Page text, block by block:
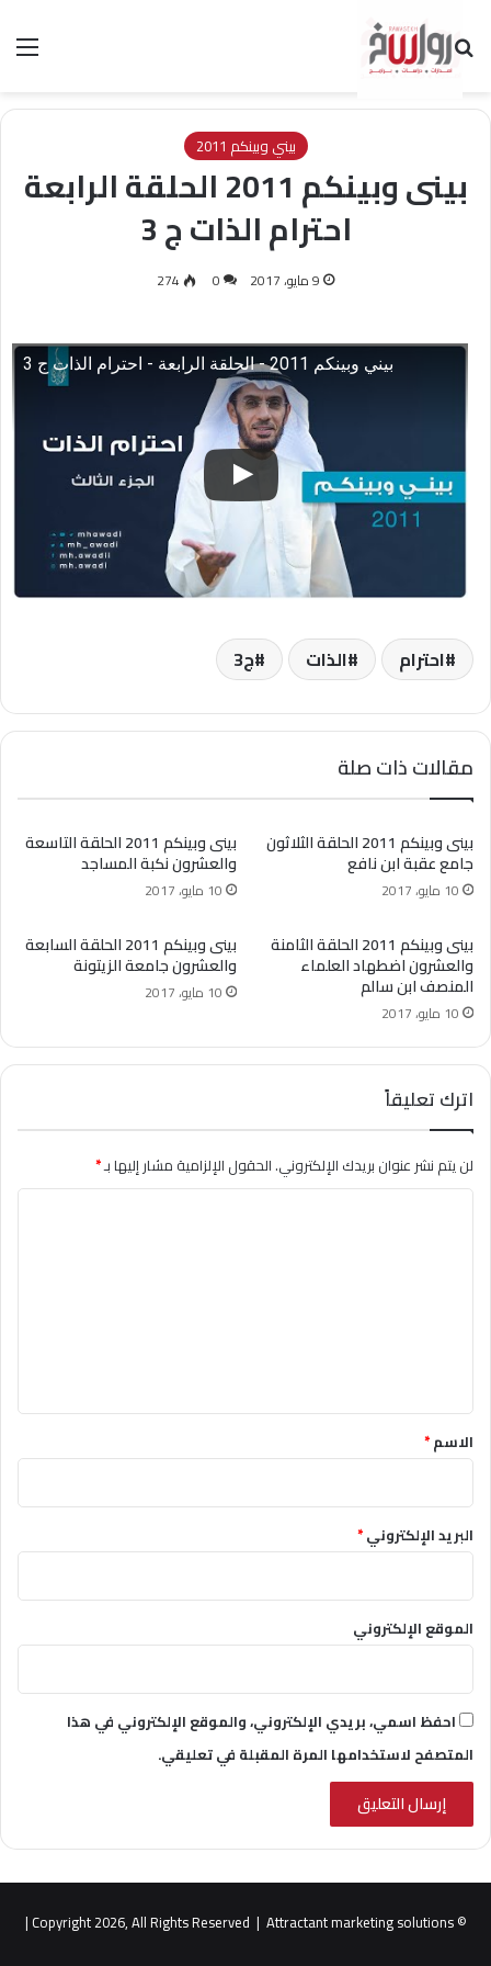
بحث عن
بيني وبينكم 2011
بينى وبينكم 2011 الحلقة الرابعة
احترام الذات ج 3
9 مايو، 2017 0
274
بيني وبينكم 2011 - الحلقة الرابعة - احترام الذات ج 3
احترام الذات ج3
مقالات ذات صلة
بينى وبينكم 2011 الحلقة الثلاثون
جامع عقبة ابن نافع
10 مايو، 2017
بينى وبينكم 2011 الحلقة التاسعة
والعشرون نكبة المساجد
10 مايو، 2017
بينى وبينكم 2011 الحلقة الثامنة
والعشرون اضطهاد العلماء
المنصف ابن سالم
10 مايو، 2017
بينى وبينكم 2011 الحلقة السابعة
والعشرون جامعة الزيتونة
10 مايو، 2017
اترك تعليقاً
لن يتم نشر عنوان بريدك الإلكتروني.الحقول الإلزامية مشار إليها بـ*
*الاسم*
البريد الإلكتروني*
الموقع الإلكتروني
احفظ اسمي، بريدي الإلكتروني، والموقع الإلكتروني في هذا
المتصفح لاستخدامها المرة المقبلة في تعليقي.
© Copyright 2026, All Rights Reserved |
Attractant marketing solutions
|